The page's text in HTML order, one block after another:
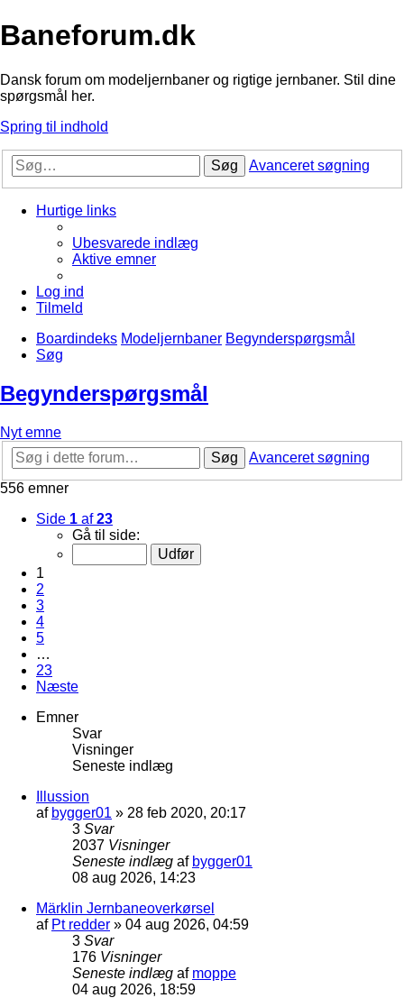
Baneforum.dk
Dansk forum om modeljernbaner og rigtige jernbaner. Stil dine
spørgsmål her.
Spring til indhold
Søg Avanceret søgning
Hurtige links
Ubesvarede indlæg
Aktive emner
Log ind
Tilmeld
Boardindeks Modeljernbaner Begynderspørgsmål
Søg
Begynderspørgsmål
Nyt emne
Søg
Avanceret søgning
556 emner
Side 1 af23
Gå til side:
1
2
3
4
5
…
23
Næste
Emner
Svar
Visninger
Seneste indlæg
Illussion
af bygger01 » 28 feb 2020, 20:17
3 Svar
2037 Visninger
Seneste indlæg af bygger01
08 aug 2026, 14:23
Märklin Jernbaneoverkørsel
af Pt redder » 04 aug 2026, 04:59
3 Svar
176 Visninger
Seneste indlæg af moppe
04 aug 2026, 18:59